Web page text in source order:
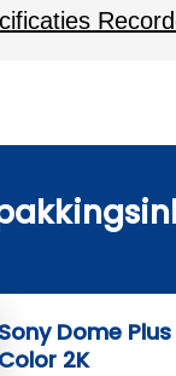
Sony Dome Plus
Color 2K